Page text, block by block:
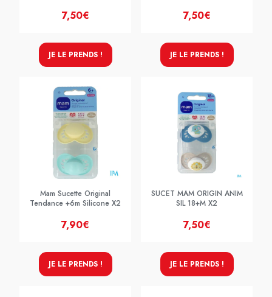
7,50€
JE LE PRENDS !
7,50€
JE LE PRENDS !
Mam Sucette Original
Tendance +6m Silicone X2
7,90€
JE LE PRENDS !
SUCET MAM ORIGIN ANIM
SIL 18+M X2
7,50€
JE LE PRENDS !